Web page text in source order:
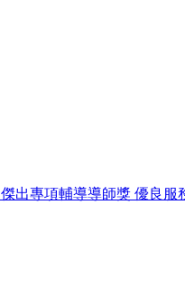
傑出專項輔導導師獎 優良服